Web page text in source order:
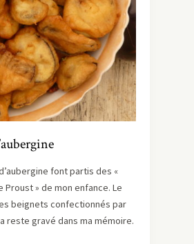
font partis des «
Proust » de mon enfance. Le
beignets confectionnés par
reste gravé dans ma mémoire.